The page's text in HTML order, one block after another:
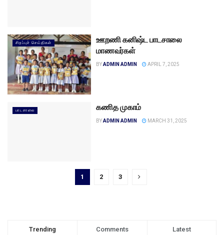
சிறப்புச் செய்திகள்
ஊறணி கனிஷ்ட பாடசாலை
மாணவர்கள்
BYADMIN ADMIN APRIL 7, 2025
பாடசாலை கணித முகாம்
BYADMIN ADMIN MARCH 31, 2025
1 2 3
Trending Comments Latest